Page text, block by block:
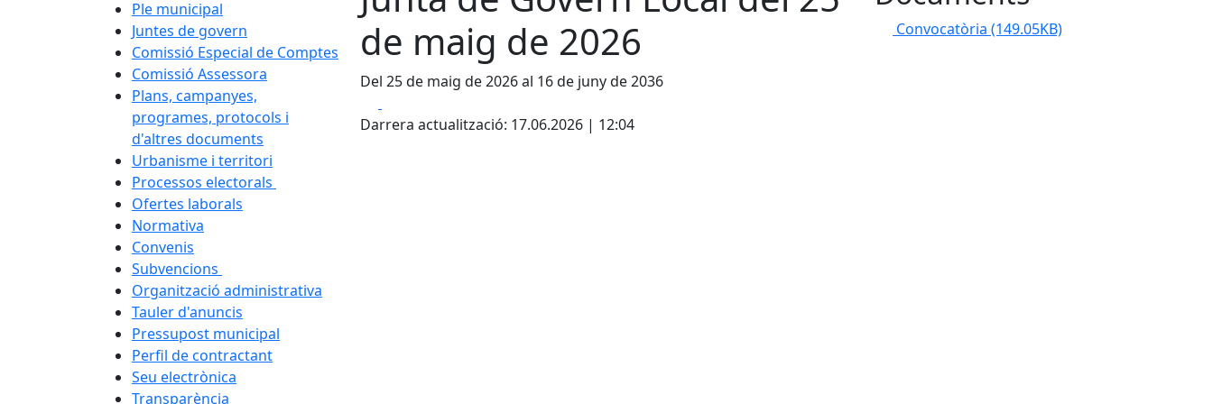
Ple municipal
Juntes de govern
Comissió Especial de Comptes
Comissió Assessora
Plans, campanyes,
programes, protocols i
d'altres documents
Urbanisme i territori
Processos electorals
Ofertes laborals
Normativa
Convenis
Subvencions
Organització administrativa
Tauler d'anuncis
Pressupost municipal
Perfil de contractant
Seu electrònica
Transparència
de maig de 2026
Del 25 de maig de 2026 al 16 de juny de 2036
Darrera actualització: 17.06.2026 | 12:04
Convocatòria (149.05KB)